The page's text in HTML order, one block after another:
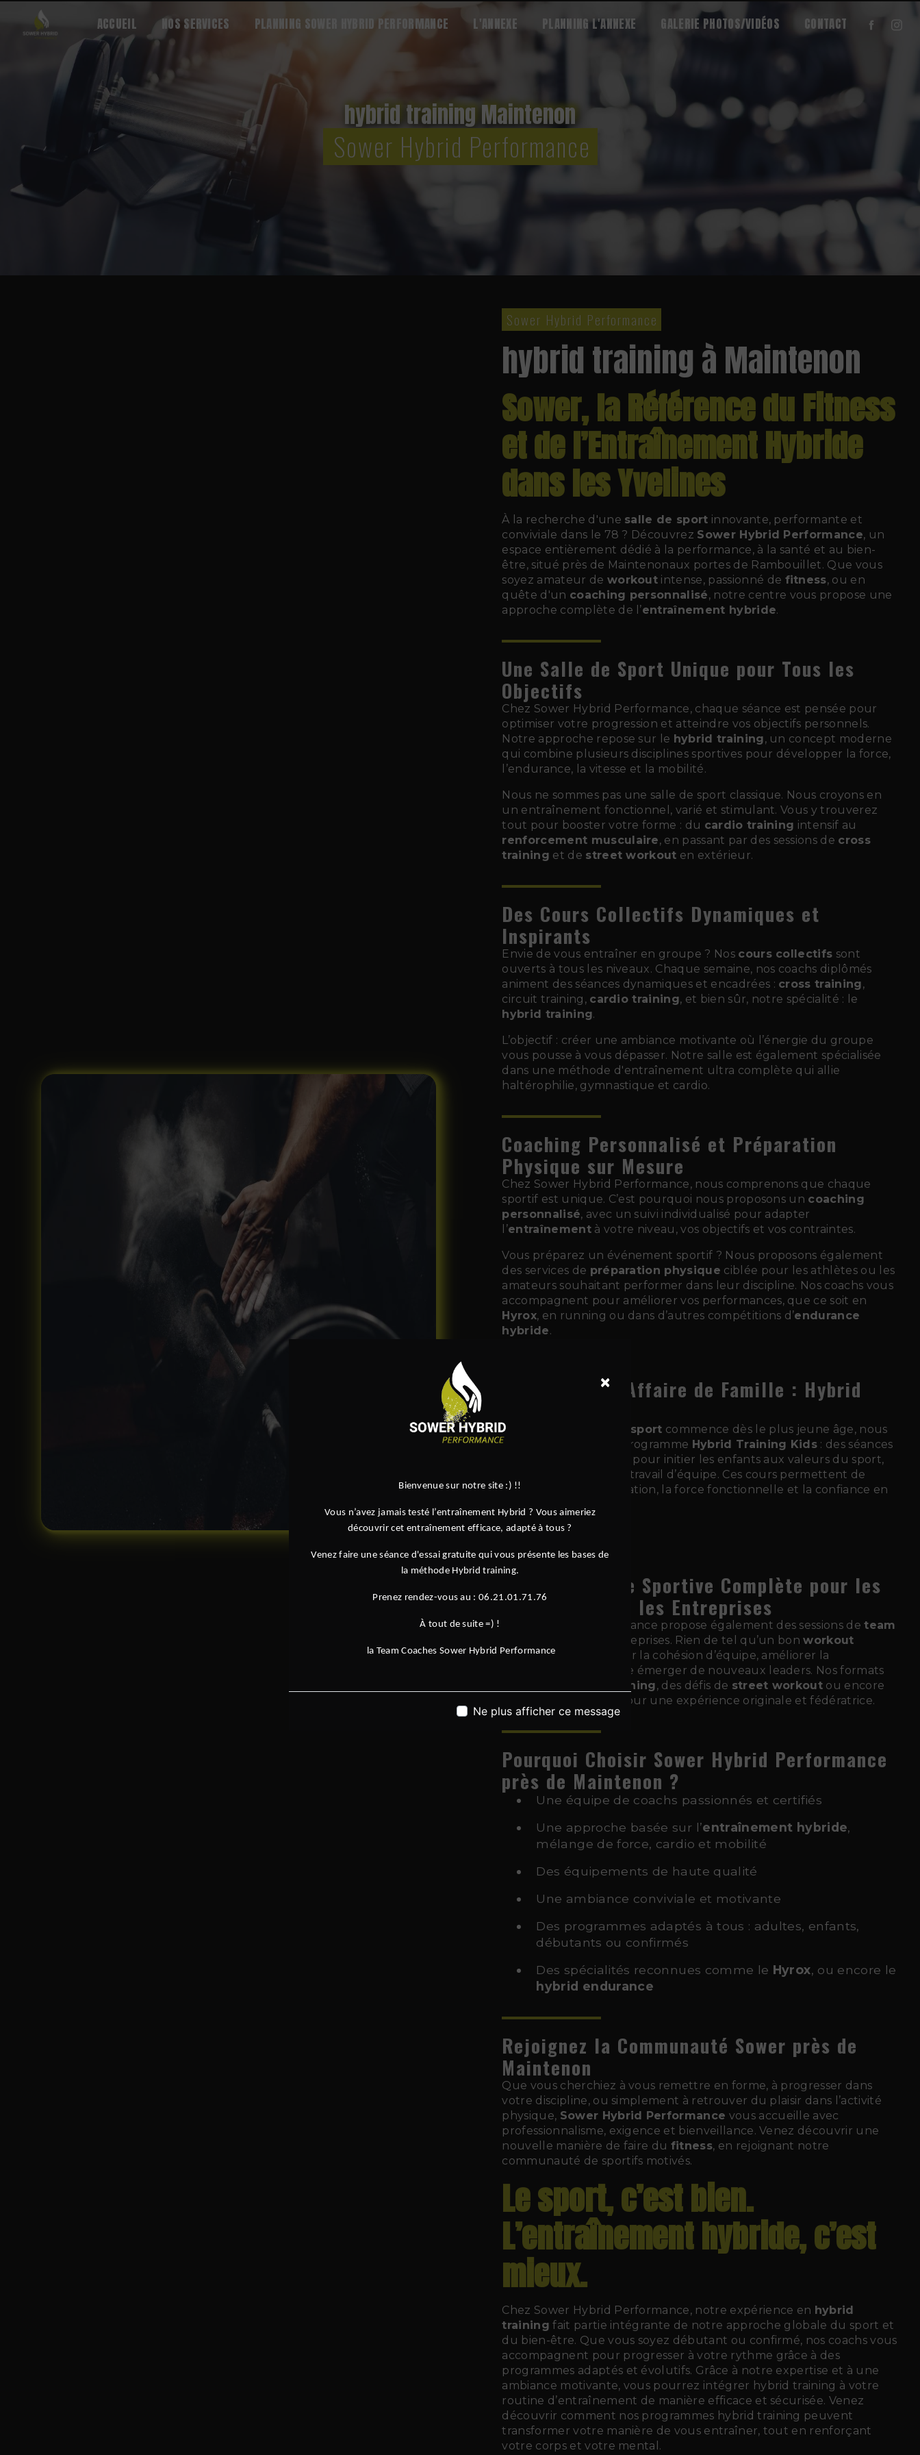
×
Bienvenue sur notre site :) !!
Vous n’avez jamais testé l’entraînement Hybrid ? Vous aimeriez
découvrir cet entraînement efficace, adapté à tous ?
Venez faire une séance d'essai gratuite qui vous présente les bases de
la méthode Hybrid training.
Prenez rendez-vous au : 06.21.01.71.76
À tout de suite =) !
la Team Coaches Sower Hybrid Performance
Ne plus afficher ce message
ACCUEIL NOS SERVICES PLANNING SOWER HYBRID PERFORMANCE L'ANNEXE PLANNING L'ANNEXE GALERIE PHOTOS/VIDÉOS CONTACT
hybrid training Maintenon
Sower Hybrid Performance
Sower Hybrid Performance
hybrid training à Maintenon
Sower, la Référence du Fitness
et de l’Entraînement Hybride
dans les Yvelines
À la recherche d'une salle de sport innovante, performante et
conviviale dans le 78 ? Découvrez Sower Hybrid Performance, un
espace entièrement dédié à la performance, à la santé et au bien-
être, situé près de Maintenonaux portes de Rambouillet. Que vous
soyez amateur de workout intense, passionné de fitness, ou en
quête d'un coaching personnalisé, notre centre vous propose une
approche complète de l’entraînement hybride.
Une Salle de Sport Unique pour Tous les
Objectifs
Chez Sower Hybrid Performance, chaque séance est pensée pour
optimiser votre progression et atteindre vos objectifs personnels.
Notre approche repose sur le hybrid training, un concept moderne
qui combine plusieurs disciplines sportives pour développer la force,
l’endurance, la vitesse et la mobilité.
Nous ne sommes pas une salle de sport classique. Nous croyons en
un entraînement fonctionnel, varié et stimulant. Vous y trouverez
tout pour booster votre forme : du cardio training intensif au
renforcement musculaire, en passant par des sessions de cross
training et de street workout en extérieur.
Des Cours Collectifs Dynamiques et
Inspirants
Envie de vous entraîner en groupe ? Nos cours collectifs sont
ouverts à tous les niveaux. Chaque semaine, nos coachs diplômés
animent des séances dynamiques et encadrées : cross training,
circuit training, cardio training, et bien sûr, notre spécialité : le
hybrid training.
L’objectif : créer une ambiance motivante où l’énergie du groupe
vous pousse à vous dépasser. Notre salle est également spécialisée
dans une méthode d'entraînement ultra complète qui allie
haltérophilie, gymnastique et cardio.
Coaching Personnalisé et Préparation
Physique sur Mesure
Chez Sower Hybrid Performance, nous comprenons que chaque
sportif est unique. C’est pourquoi nous proposons un coaching
personnalisé, avec un suivi individualisé pour adapter
l’entraînementà votre niveau, vos objectifs et vos contraintes.
Vous préparez un événement sportif ? Nous proposons également
des services de préparation physique ciblée pour les athlètes ou les
amateurs souhaitant performer dans leur discipline. Nos coachs vous
accompagnent pour améliorer vos performances, que ce soit en
Hyrox, en running ou dans d’autres compétitions d’endurance
hybride.
Le Sport, Une Affaire de Famille : Hybrid
Parce que l’amour du sport commence dès le plus jeune âge, nous
avons développé un programme Hybrid Training Kids : des séances
ludiques et encadrées pour initier les enfants aux valeurs du sport,
du mouvement et du travail d’équipe. Ces cours permettent de
développer la coordination, la force fonctionnelle et la confiance en
Une Expérience Sportive Complète pour les
Particuliers et les Entreprises
Sower Hybrid Performance propose également des sessions deteam
pour les entreprises. Rien de tel qu’un bonworkout
collectif pour renforcer la cohésion d’équipe, améliorer la
communication et faire émerger de nouveaux leaders. Nos formats
cross training, des défis de street workout ou encore
, pour une expérience originale et fédératrice.
Pourquoi Choisir Sower Hybrid Performance
près de Maintenon ?
Une équipe de coachs passionnés et certifiés
Une approche basée sur l’entraînement hybride,
mélange de force, cardio et mobilité
Des équipements de haute qualité
Une ambiance conviviale et motivante
Des programmes adaptés à tous : adultes, enfants,
débutants ou confirmés
Des spécialités reconnues comme le Hyrox, ou encore le
hybrid endurance
Rejoignez la Communauté Sower près de
Maintenon
Que vous cherchiez à vous remettre en forme, à progresser dans
votre discipline, ou simplement à retrouver du plaisir dans l’activité
physique, Sower Hybrid Performance vous accueille avec
professionnalisme, exigence et bienveillance. Venez découvrir une
nouvelle manière de faire du fitness, en rejoignant notre
communauté de sportifs motivés.
Le sport, c’est bien.
L’entraînement hybride, c’est
mieux.
Chez Sower Hybrid Performance, notre expérience en hybrid
training fait partie intégrante de notre approche globale du sport et
du bien-être. Que vous soyez débutant ou confirmé, nos coachs vous
accompagnent pour progresser à votre rythme grâce à des
programmes adaptés et évolutifs. Grâce à notre expertise et à une
ambiance motivante, vous pourrez intégrer hybrid training à votre
routine d’entraînement de manière efficace et sécurisée. Venez
découvrir comment nos programmes hybrid training peuvent
transformer votre manière de vous entraîner, tout en renforçant
votre corps et votre mental.
Panneau de gestion des cookies